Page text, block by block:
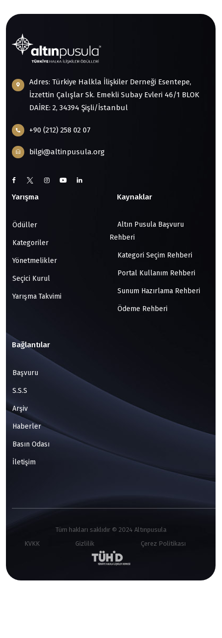
Adres: Türkiye Halkla İlişkiler Derneği Esentepe,
İzzettin Çalışlar Sk. Emekli Subay Evleri 46/1 BLOK
DAİRE: 2, 34394 Şişli/İstanbul
+90 (212) 258 02 07
bilgi@altinpusula.org
Yarışma
Ödüller
Kategoriler
Yönetmelikler
Seçici Kurul
Yarışma Takvimi
Kaynaklar
Altın Pusula Başvuru
Rehberi
Kategori Seçim Rehberi
Portal Kullanım Rehberi
Sunum Hazırlama Rehberi
Ödeme Rehberi
Bağlantılar
Başvuru
S.S.S
Arşiv
Haberler
Basın Odası
İletişim
Tüm hakları saklıdır © 2024 Altınpusula
KVKK
Gizlilik Çerez Politikası